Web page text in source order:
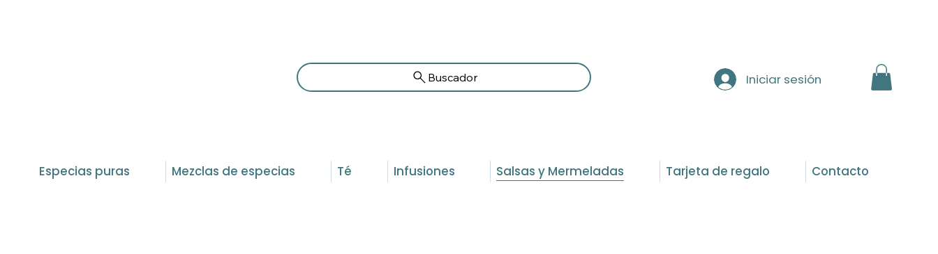
Especias puras Mezclas de especias Té Infusiones Salsas y Mermeladas Tarjeta de regalo Contacto
Buscador Iniciar sesión